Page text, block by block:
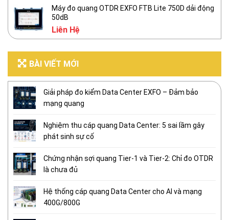
Máy đo quang OTDR EXFO FTB Lite 750D dải động
50dB
Liên Hệ
BÀI VIẾT MỚI
Giải pháp đo kiểm Data Center EXFO – Đảm bảo
mạng quang
Nghiệm thu cáp quang Data Center: 5 sai lầm gây
phát sinh sự cố
Chứng nhận sợi quang Tier-1 và Tier-2: Chỉ đo OTDR
là chưa đủ
Hệ thống cáp quang Data Center cho AI và mạng
400G/800G